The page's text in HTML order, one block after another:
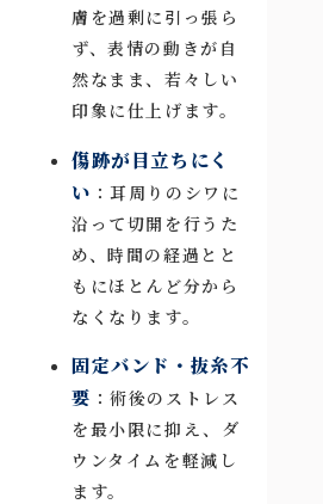
膚を過剰に引っ張ら
ず、表情の動きが自
然なまま、若々しい
印象に仕上げます。
傷跡が目立ちにく
い ：耳周りのシワに
沿って切開を行うた
め、時間の経過とと
もにほとんど分から
なくなります。
固定バンド・抜糸不
要 ：術後のストレス
を最小限に抑え、ダ
ウンタイムを軽減し
ます。